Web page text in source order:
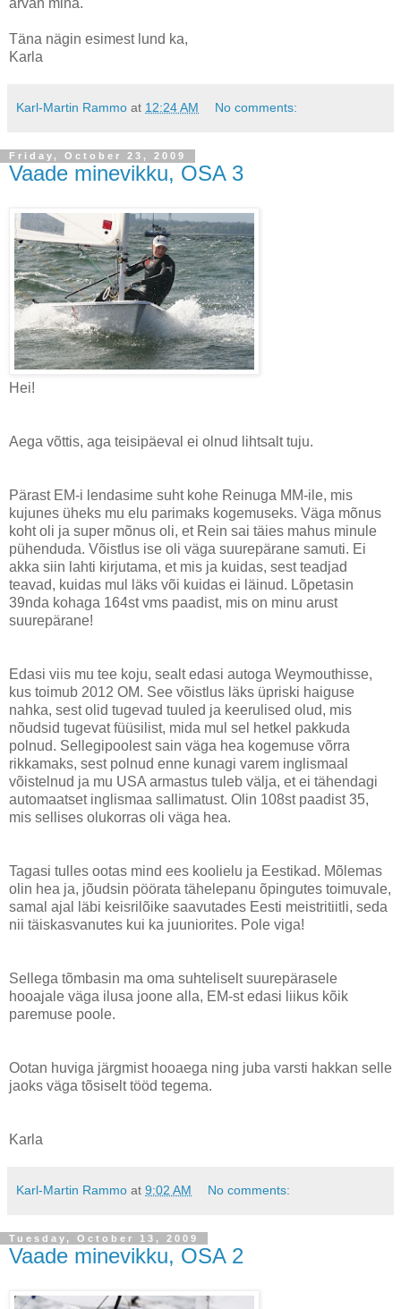
arvan mina.
Täna nägin esimest lund ka,
Karla
Karl-Martin Rammo at 12:24 AM No comments:
Friday, October 23, 2009
Vaade minevikku, OSA 3
Hei!
Aega võttis, aga teisipäeval ei olnud lihtsalt tuju.
Pärast EM-i lendasime suht kohe Reinuga MM-ile, mis
kujunes üheks mu elu parimaks kogemuseks. Väga mõnus
koht oli ja super mõnus oli, et Rein sai täies mahus minule
pühenduda. Võistlus ise oli väga suurepärane samuti. Ei
akka siin lahti kirjutama, et mis ja kuidas, sest teadjad
teavad, kuidas mul läks või kuidas ei läinud. Lõpetasin
39nda kohaga 164st vms paadist, mis on minu arust
suurepärane!
Edasi viis mu tee koju, sealt edasi autoga Weymouthisse,
kus toimub 2012 OM. See võistlus läks üpriski haiguse
nahka, sest olid tugevad tuuled ja keerulised olud, mis
nõudsid tugevat füüsilist, mida mul sel hetkel pakkuda
polnud. Sellegipoolest sain väga hea kogemuse võrra
rikkamaks, sest polnud enne kunagi varem inglismaal
võistelnud ja mu USA armastus tuleb välja, et ei tähendagi
automaatset inglismaa sallimatust. Olin 108st paadist 35,
mis sellises olukorras oli väga hea.
Tagasi tulles ootas mind ees koolielu ja Eestikad. Mõlemas
olin hea ja, jõudsin pöörata tähelepanu õpingutes toimuvale,
samal ajal läbi keisrilõike saavutades Eesti meistritiitli, seda
nii täiskasvanutes kui ka juuniorites. Pole viga!
Sellega tõmbasin ma oma suhteliselt suurepärasele
hooajale väga ilusa joone alla, EM-st edasi liikus kõik
paremuse poole.
Ootan huviga järgmist hooaega ning juba varsti hakkan selle
jaoks väga tõsiselt tööd tegema.
Karla
Karl-Martin Rammo at 9:02 AM No comments:
Tuesday, October 13, 2009
Vaade minevikku, OSA 2